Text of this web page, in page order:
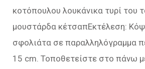
κοτόπουλου λουκάνικα τυρί του
μουστάρδα κέτσαπΕκτέλεση:
σφολιάτα σε παραλληλόγραμμα
15 cm. Τοποθετείστε στο πάνω